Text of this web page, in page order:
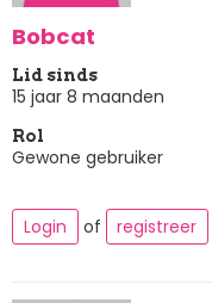
Bobcat
Lid sinds
15 jaar 8 maanden
Rol
Gewone gebruiker
Login of registreer